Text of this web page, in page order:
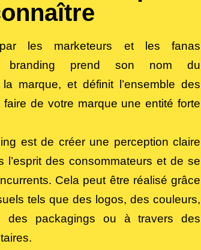
les marketeurs et les fanas
branding prend son nom du
marque, et définit l’ensemble des
de votre marque une entité forte
est de créer une perception claire
l’esprit des consommateurs et de se
Cela peut être réalisé grâce
tels que des logos, des couleurs,
des packagings ou à travers des